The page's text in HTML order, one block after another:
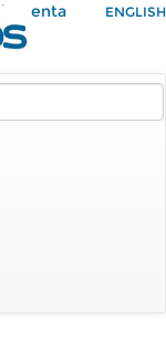
Cuenta ENGLISH